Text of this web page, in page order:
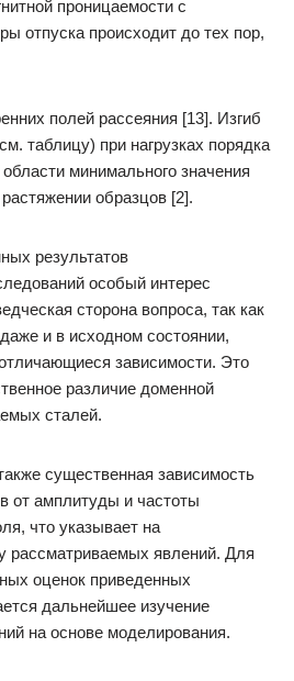
проницаемости с
отпуска происходит до тех пор,
полей рассеяния [13]. Изгиб
таблицу) при нагрузках порядка
минимального значения
образцов [2].
результатов
особый интерес
сторона вопроса, так как
и в исходном состоянии,
зависимости. Это
различие доменной
сталей.
существенная зависимость
от амплитуды и частоты
что указывает на
рассматриваемых явлений. Для
оценок приведенных
дальнейшее изучение
на основе моделирования.